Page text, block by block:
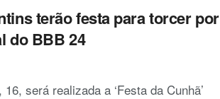
terão festa para torcer por
do BBB 24
será realizada a ‘Festa da Cunhã’